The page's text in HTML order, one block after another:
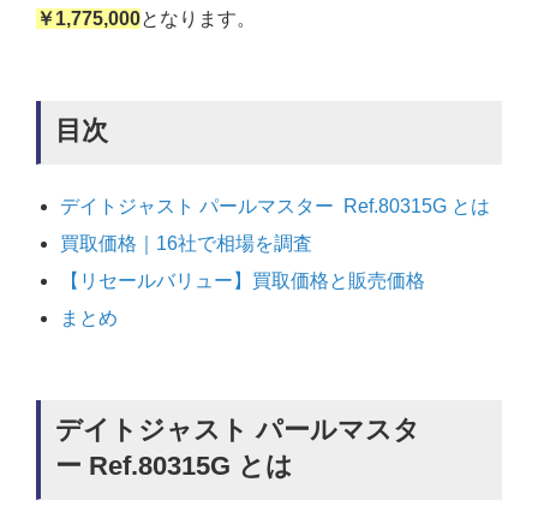
￥1,775,000となります。
目次
デイトジャスト パールマスター Ref.80315G とは
買取価格｜16社で相場を調査
【リセールバリュー】買取価格と販売価格
まとめ
デイトジャスト パールマスタ
ー Ref.80315G とは